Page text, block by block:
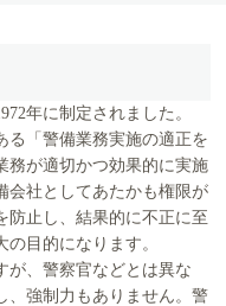
年に制定されました。
る「警備業務実施の適正を
務が適切かつ効果的に実施
会社としてあたかも権限が
防止し、結果的に不正に至
目的になります。
が、警察官などとは異な
、強制力もありません。警